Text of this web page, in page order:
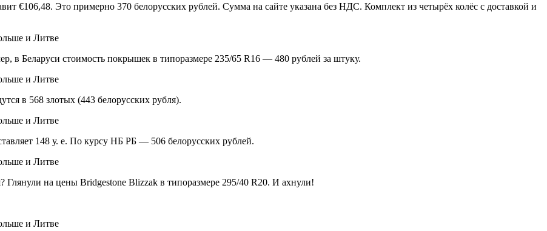
€106,48. Это примерно 370 белорусских рублей. Сумма на сайте указана без НДС. Комплект из четырёх колёс с доставкой и
в Беларуси стоимость покрышек в типоразмере 235/65 R16 — 480 рублей за штуку.
в 568 злотых (443 белорусских рубля).
148 у. е. По курсу НБ РБ — 506 белорусских рублей.
Глянули на цены Bridgestone Blizzak в типоразмере 295/40 R20. И ахнули!